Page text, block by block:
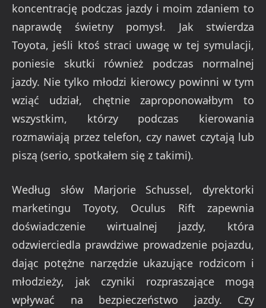
koncentrację podczas jazdy i moim zdaniem to
naprawdę świetny pomysł. Jak stwierdza
Toyota, jeśli ktoś straci uwagę w tej symulacji,
poniesie skutki również podczas normalnej
jazdy. Nie tylko młodzi kierowcy powinni w tym
wziąć udział, chętnie zaproponowałbym to
wszystkim, którzy podczas kierowania
rozmawiają przez telefon, czy nawet czytają lub
piszą (serio, spotkałem się z takimi).
Według słów Marjorie Schussel, dyrektorki
marketingu Toyoty, Oculus Rift zapewnia
doświadczenie wirtualnej jazdy, która
odzwierciedla prawdziwe prowadzenie pojazdu,
dając potężne narzędzie ukazujące rodzicom i
młodzieży, jak czyniki rozpraszające mogą
wpływać na bezpieczeństwo jazdy. Czy